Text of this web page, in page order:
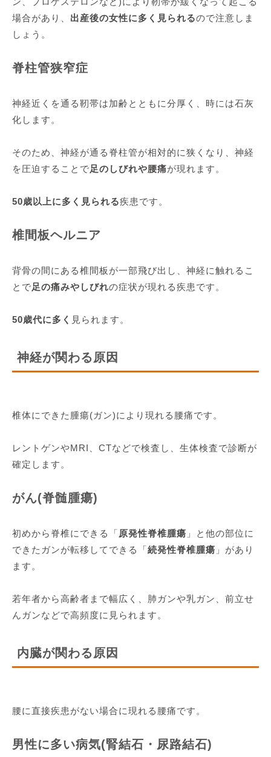
場合があり、 出産後の女性に多く見られるので注意しま
しょう。
脊柱管狭窄症
神経近くを通る靭帯は加齢とともに分厚く、時には石灰
化します。
そのため、神経が通る脊柱管が相対的に狭くなり、神経
を圧迫することで足のしびれや腰痛が現れます。
50歳以上に多く見られる疾患です。
椎間板ヘルニア
背骨の間にある椎間板が一部飛び出し、神経に触れるこ
とで足の痛みやしびれの症状が現れる疾患です。
50歳代に多く 見られます。
神経が関わる原因
椎体にできた腫瘍(ガン)により現れる腰痛です。
レントゲンやMRI、CTなどで検査し、生体検査で診断が
確定します。
がん(脊髄腫瘍)
初めから脊椎にできる「 原発性脊椎腫瘍 」と他の部位に
できたガンが転移してできる「続発性脊椎腫瘍 」があり
ます。
若年者から高齢者まで幅広く、肺ガンや乳ガン、前立せ
んガンなどで高頻度に見られます。
内臓が関わる原因
腰に直接疾患がない場合に現れる腰痛です。
男性に多い病気(腎結石・尿路結石)